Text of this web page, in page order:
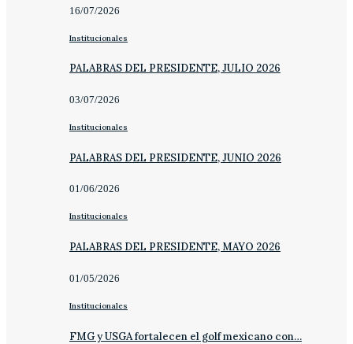
16/07/2026
Institucionales
PALABRAS DEL PRESIDENTE, JULIO 2026
03/07/2026
Institucionales
PALABRAS DEL PRESIDENTE, JUNIO 2026
01/06/2026
Institucionales
PALABRAS DEL PRESIDENTE, MAYO 2026
01/05/2026
Institucionales
FMG y USGA fortalecen el golf mexicano con…